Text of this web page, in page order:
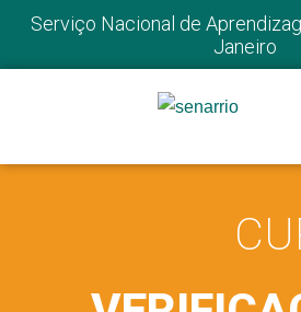
Serviço Nacional de
Janeiro